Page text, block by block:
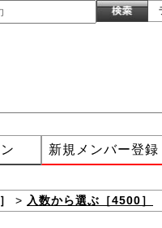
新規メンバー登録
> 入数から選ぶ［4500］